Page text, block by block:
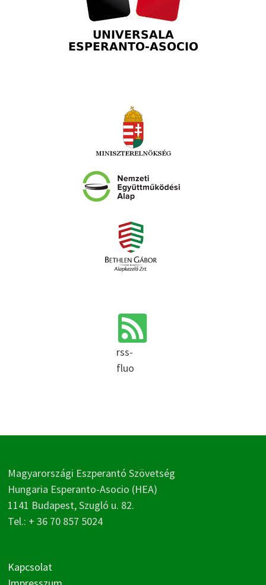
rss-
fluo
Magyarországi Eszperantó Szövetség
Hungaria Esperanto-Asocio (HEA)
1141 Budapest, Szugló u. 82.
Tel.: + 36 70 857 5024
Kapcsolat